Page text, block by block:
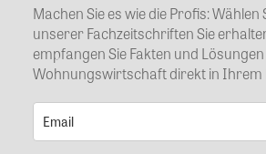
Machen Sie es wie die Profis: Wählen
unserer Fachzeitschriften Sie
empfangen Sie Fakten und
Wohnungswirtschaft direkt in Ihrem